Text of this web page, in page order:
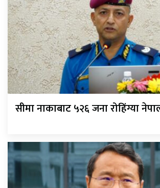
सीमा नाकाबाट ५२६ जना रोहिंग्या